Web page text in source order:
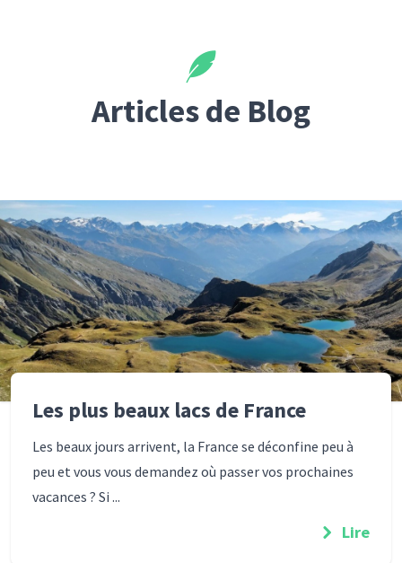
Articles de Blog
Les plus beaux lacs de France
Les beaux jours arrivent, la France se déconfine peu à
peu et vous vous demandez où passer vos prochaines
vacances ? Si ...
Lire